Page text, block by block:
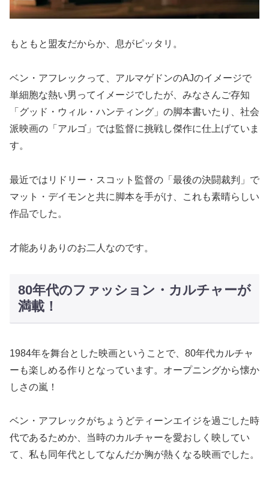
もともと盟友だからか、息がピッタリ。
ベン・アフレックって、アルマゲドンのAJのイメージで
単細胞な熱い男ってイメージでしたが、みなさんご存知
「グッド・ウィル・ハンティング」の脚本書いたり、社会
派映画の「アルゴ」では監督に挑戦し傑作に仕上げていま
す。
最近ではリドリー・スコット監督の「最後の決闘裁判」で
マット・デイモンと共に脚本を手がけ、これも素晴らしい
作品でした。
才能ありありのお二人なのです。
80年代のファッション・カルチャーが
満載！
1984年を舞台とした映画ということで、80年代カルチャ
ーも楽しめる作りとなっています。オープニングから懐か
しさの嵐！
ベン・アフレックがちょうどティーンエイジを過ごした時
代であるためか、当時のカルチャーを愛おしく映してい
て、私も同年代としてなんだか胸が熱くなる映画でした。